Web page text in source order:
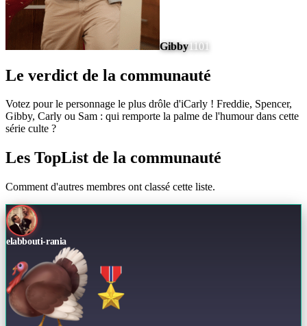
Gibby1101
Le verdict de la communauté
Votez pour le personnage le plus drôle d'iCarly ! Freddie, Spencer,
Gibby, Carly ou Sam : qui remporte la palme de l'humour dans cette
série culte ?
Les TopList de la communauté
Comment d'autres membres ont classé cette liste.
elabbouti-rania